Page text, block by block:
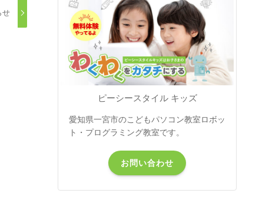
せ
ピーシースタイル キッズ
愛知県一宮市のこどもパソコン教室ロボッ
ト・プログラミング教室です。
お問い合わせ